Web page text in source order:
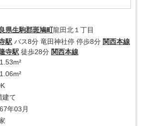
県生駒郡斑鳩町龍田北１丁目
駅 バス8分 竜田神社停 停歩8分 関西本線
寺駅 徒歩28分 関西本線
建て
年03月